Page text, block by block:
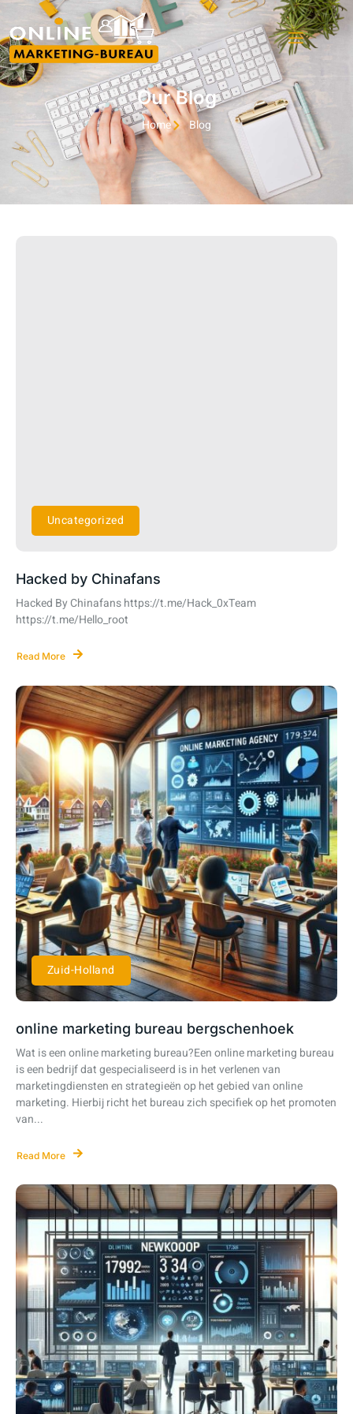
Our Blog
Home Blog
Uncategorized
Hacked by Chinafans
Hacked By Chinafans https://t.me/Hack_0xTeam
https://t.me/Hello_root
Read More
Zuid-Holland
online marketing bureau bergschenhoek
Wat is een online marketing bureau?Een online marketing bureau
is een bedrijf dat gespecialiseerd is in het verlenen van
marketingdiensten en strategieën op het gebied van online
marketing. Hierbij richt het bureau zich specifiek op het promoten
van...
Read More